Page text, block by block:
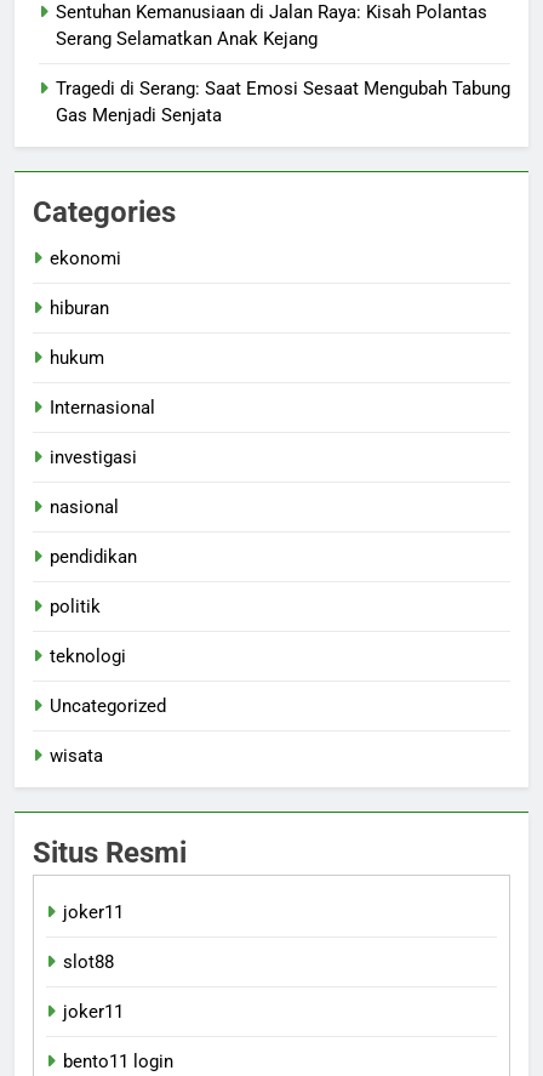
Sentuhan Kemanusiaan di Jalan Raya: Kisah Polantas
Serang Selamatkan Anak Kejang
Tragedi di Serang: Saat Emosi Sesaat Mengubah Tabung
Gas Menjadi Senjata
Categories
ekonomi
hiburan
hukum
Internasional
investigasi
nasional
pendidikan
politik
teknologi
Uncategorized
wisata
Situs Resmi
joker11
slot88
joker11
bento11 login